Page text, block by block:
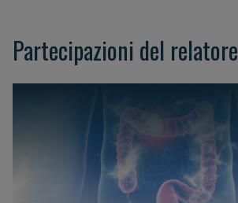
Partecipazioni del relatore